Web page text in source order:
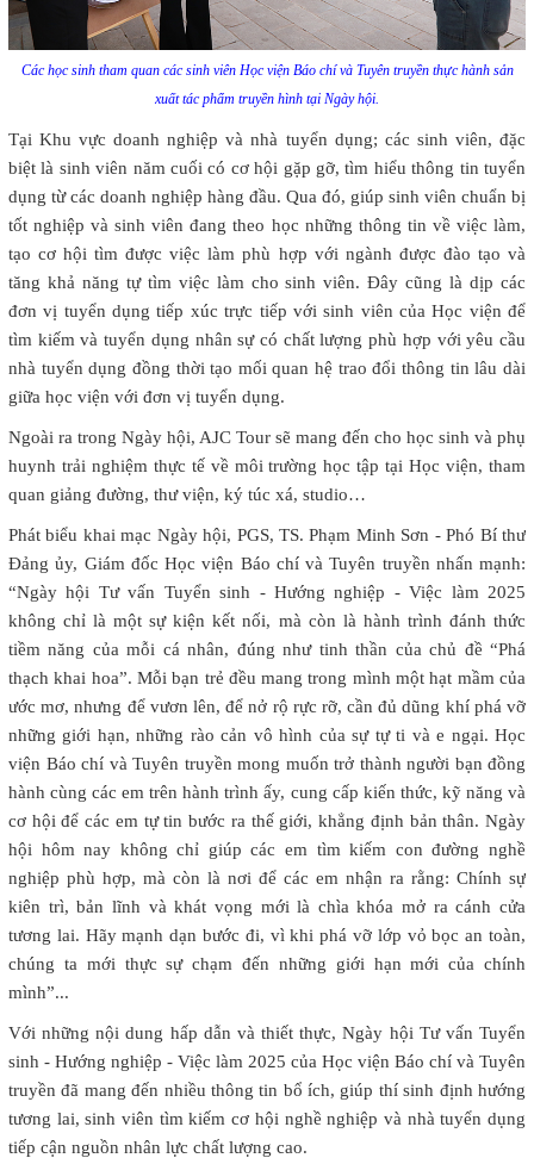
Các học sinh tham quan các sinh viên Học viện Báo chí và Tuyên truyền thực hành sản
xuất tác phẩm truyền hình tại Ngày hội.
Tại Khu vực doanh nghiệp và nhà tuyển dụng; các sinh viên, đặc
biệt là sinh viên năm cuối có cơ hội gặp gỡ, tìm hiểu thông tin tuyển
dụng từ các doanh nghiệp hàng đầu. Qua đó, giúp sinh viên chuẩn bị
tốt nghiệp và sinh viên đang theo học những thông tin về việc làm,
tạo cơ hội tìm được việc làm phù hợp với ngành được đào tạo và
tăng khả năng tự tìm việc làm cho sinh viên. Đây cũng là dịp các
đơn vị tuyển dụng tiếp xúc trực tiếp với sinh viên của Học viện để
tìm kiếm và tuyển dụng nhân sự có chất lượng phù hợp với yêu cầu
nhà tuyển dụng đồng thời tạo mối quan hệ trao đổi thông tin lâu dài
giữa học viện với đơn vị tuyển dụng.
Ngoài ra trong Ngày hội, AJC Tour sẽ mang đến cho học sinh và phụ
huynh trải nghiệm thực tế về môi trường học tập tại Học viện, tham
quan giảng đường, thư viện, ký túc xá, studio…
Phát biểu khai mạc Ngày hội, PGS, TS. Phạm Minh Sơn - Phó Bí thư
Đảng ủy, Giám đốc Học viện Báo chí và Tuyên truyền nhấn mạnh:
“Ngày hội Tư vấn Tuyển sinh - Hướng nghiệp - Việc làm 2025
không chỉ là một sự kiện kết nối, mà còn là hành trình đánh thức
tiềm năng của mỗi cá nhân, đúng như tinh thần của chủ đề “Phá
thạch khai hoa”. Mỗi bạn trẻ đều mang trong mình một hạt mầm của
ước mơ, nhưng để vươn lên, để nở rộ rực rỡ, cần đủ dũng khí phá vỡ
những giới hạn, những rào cản vô hình của sự tự ti và e ngại. Học
viện Báo chí và Tuyên truyền mong muốn trở thành người bạn đồng
hành cùng các em trên hành trình ấy, cung cấp kiến thức, kỹ năng và
cơ hội để các em tự tin bước ra thế giới, khẳng định bản thân. Ngày
hội hôm nay không chỉ giúp các em tìm kiếm con đường nghề
nghiệp phù hợp, mà còn là nơi để các em nhận ra rằng: Chính sự
kiên trì, bản lĩnh và khát vọng mới là chìa khóa mở ra cánh cửa
tương lai. Hãy mạnh dạn bước đi, vì khi phá vỡ lớp vỏ bọc an toàn,
chúng ta mới thực sự chạm đến những giới hạn mới của chính
mình”...
Với những nội dung hấp dẫn và thiết thực, Ngày hội Tư vấn Tuyển
sinh - Hướng nghiệp - Việc làm 2025 của Học viện Báo chí và Tuyên
truyền đã mang đến nhiều thông tin bổ ích, giúp thí sinh định hướng
tương lai, sinh viên tìm kiếm cơ hội nghề nghiệp và nhà tuyển dụng
tiếp cận nguồn nhân lực chất lượng cao.